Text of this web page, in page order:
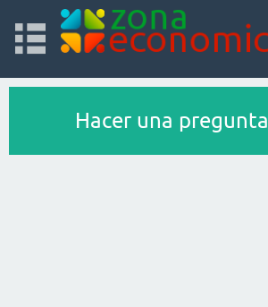
Hacer una pregunta